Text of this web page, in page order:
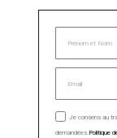
Je consens au
demandées.Politique